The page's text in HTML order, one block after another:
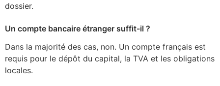
dossier.
Un compte bancaire étranger suffit-il ?
Dans la majorité des cas, non. Un compte français est
requis pour le dépôt du capital, la TVA et les obligations
locales.